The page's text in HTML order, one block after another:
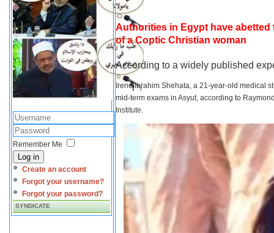
Remember Me
Log in
Create an account
Forgot your username?
Forgot your password?
SYNDICATE
Authorities in Egypt have
of a Coptic Christian woman
According to a widely published
Irene Ibrahim Shehata, a 21-year-old medical
mid-term exams in Asyut, according to
Institute.